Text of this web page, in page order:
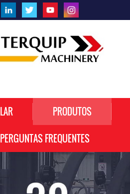
LAR PRODUTOS
PERGUNTAS FREQUENTES